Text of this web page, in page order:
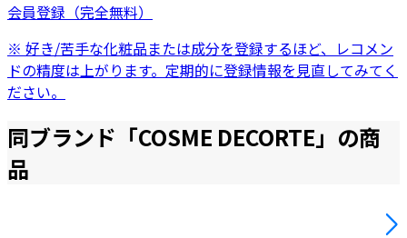
会員登録（完全無料）
※ 好き/苦手な化粧品または成分を登録するほど、レコメン
ドの精度は上がります。定期的に登録情報を見直してみてく
ださい。
同ブランド「COSME DECORTE」の商
品